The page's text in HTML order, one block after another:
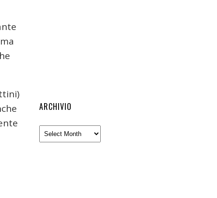
ARCHIVIO
Archivio